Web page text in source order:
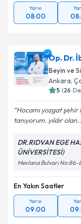
Yarın
08:00
Op. Dr.
Beyin ve
Ankara,
5 (26
Hocamı yozgat şehir
tanıyorum. yıldır
DR.RIDVAN EGE
ÜNİVERSİTESİ)
Mevlana Bulvarı No:86-
En Yakın Saatler
Yarın
09:00